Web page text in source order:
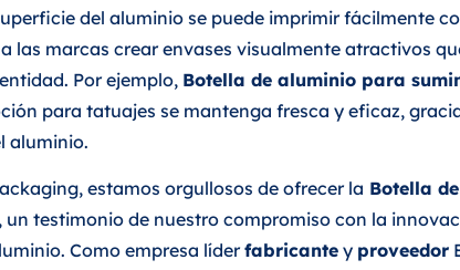
del aluminio se puede imprimir fácilmente
las marcas crear envases visualmente atractivos
Por ejemplo, Botella de aluminio para
para tatuajes se mantenga fresca y eficaz,
aluminio.
estamos orgullosos de ofrecer la Botella
, un testimonio de nuestro compromiso con la
Como empresa líderfabricante y proveedor